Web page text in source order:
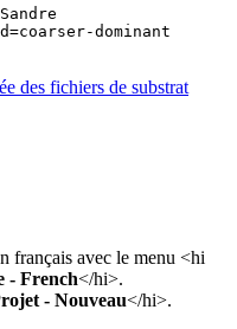
dominant
des fichiers de substrat
français avec le menu <hi
- French</hi>.
- Nouveau</hi>.